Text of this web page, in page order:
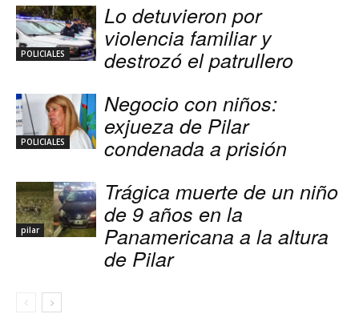
POLICIALES
Lo detuvieron por
violencia familiar y
destrozó el patrullero
POLICIALES
Negocio con niños:
exjueza de Pilar
condenada a prisión
pilar
Trágica muerte de un niño
de 9 años en la
Panamericana a la altura
de Pilar